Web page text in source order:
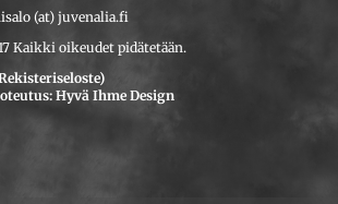
(at) juvenalia.fi
Kaikki oikeudet pidätetään.
Hyvä Ihme Design